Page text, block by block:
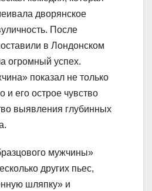
дворянское
После
в Лондонском
огромный успех.
показал не только
и его острое чувство
выявления глубинных
мужчины»
других пьес,
шляпку» и